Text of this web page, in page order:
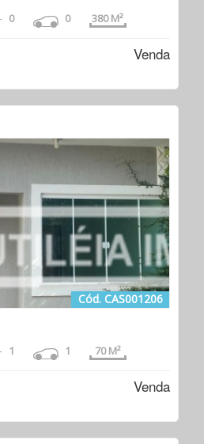
0 0 380 M²
Venda
Cód. CAS001206
1 1 70 M²
Venda